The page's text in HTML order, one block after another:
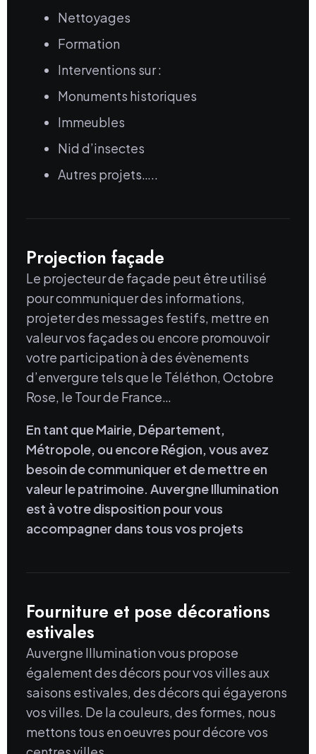
Nettoyages
Formation
Interventions sur :
Monuments historiques
Immeubles
Nid d’insectes
Autres projets…..
Projection façade
Le projecteur de façade peut être utilisé
pour communiquer des informations,
projeter des messages festifs, mettre en
valeur vos façades ou encore promouvoir
votre participation à des évènements
d’envergure tels que le Téléthon, Octobre
Rose, le Tour de France…
En tant que Mairie, Département,
Métropole, ou encore Région, vous avez
besoin de communiquer et de mettre en
valeur le patrimoine. Auvergne Illumination
est à votre disposition pour vous
accompagner dans tous vos projets
Fourniture et pose décorations
estivales
Auvergne Illumination vous propose
également des décors pour vos villes aux
saisons estivales, des décors qui égayerons
vos villes. De la couleurs, des formes, nous
mettons tous en oeuvres pour décore vos